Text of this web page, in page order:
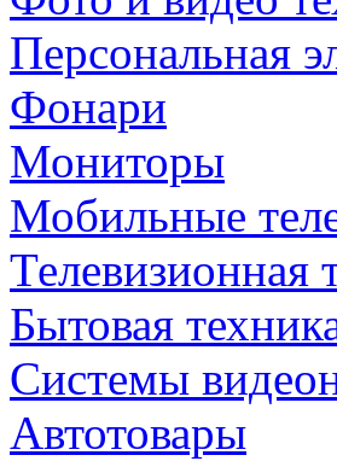
Персональная
Фонари
Мониторы
Мобильные
Телевизионная
Бытовая
Cистемы
Автотовары